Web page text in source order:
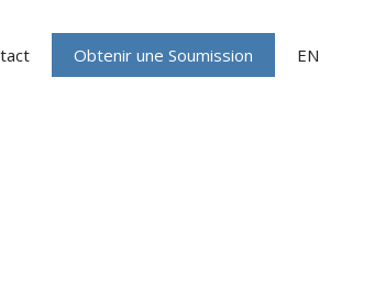
Obtenir une Soumission EN